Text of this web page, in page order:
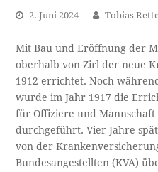
2. Juni 2024 Tobias
Mit Bau und Eröffnung der
oberhalb von Zirl der neue
1912 errichtet. Noch
wurde im Jahr 1917 die
für Offiziere und
durchgeführt. Vier Jahre
von der
Bundesangestellten (KVA)